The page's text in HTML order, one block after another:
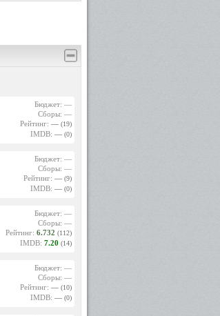
Бюджет: —
Сборы: —
Рейтинг: — (19)
IMDB: — (0)
Бюджет: —
Сборы: —
Рейтинг: — (9)
IMDB: — (0)
Бюджет: —
Сборы: —
Рейтинг: 6.732 (112)
IMDB: 7.20 (14)
Бюджет: —
Сборы: —
Рейтинг: — (10)
IMDB: — (0)